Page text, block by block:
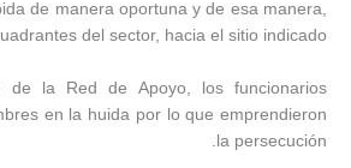
de manera oportuna y de esa manera,
del sector, hacia el sitio indicado.
de la Red de Apoyo, los funcionarios
en la huida por lo que emprendieron
la persecución.